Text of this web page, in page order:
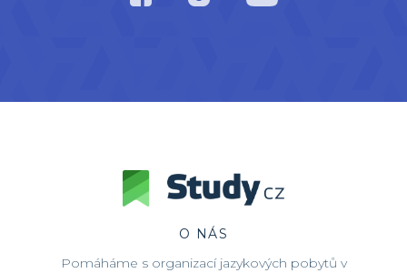
O NÁS
Pomáháme s organizací jazykových pobytů v